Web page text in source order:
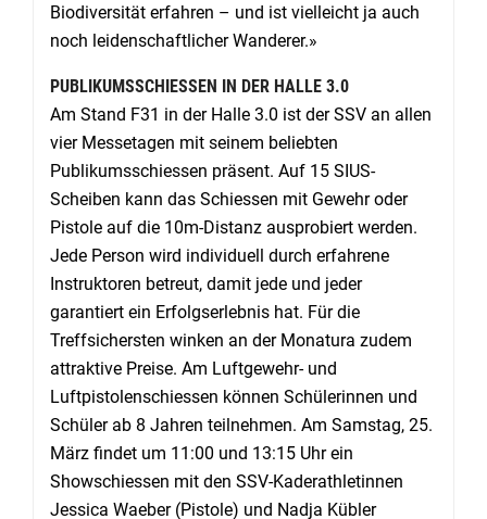
Biodiversität erfahren – und ist vielleicht ja auch
noch leidenschaftlicher Wanderer.»
PUBLIKUMSSCHIESSEN IN DER HALLE 3.0
Am Stand F31 in der Halle 3.0 ist der SSV an allen
vier Messetagen mit seinem beliebten
Publikumsschiessen präsent. Auf 15 SIUS-
Scheiben kann das Schiessen mit Gewehr oder
Pistole auf die 10m-Distanz ausprobiert werden.
Jede Person wird individuell durch erfahrene
Instruktoren betreut, damit jede und jeder
garantiert ein Erfolgserlebnis hat. Für die
Treffsichersten winken an der Monatura zudem
attraktive Preise. Am Luftgewehr- und
Luftpistolenschiessen können Schülerinnen und
Schüler ab 8 Jahren teilnehmen. Am Samstag, 25.
März findet um 11:00 und 13:15 Uhr ein
Showschiessen mit den SSV-Kaderathletinnen
Jessica Waeber (Pistole) und Nadja Kübler